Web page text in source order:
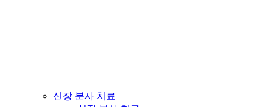
신장 분사 치료